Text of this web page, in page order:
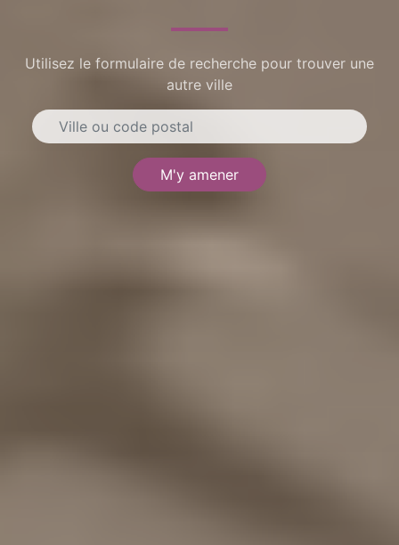
Utilisez le formulaire de recherche pour trouver une
autre ville
M'y amener